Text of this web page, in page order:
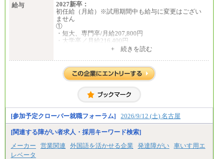
給与
2027新卒：
初任給（月給）※試用期間中も給与に変更はござい
ません
①
・短大、専門卒/月給207,800円
・大学卒／月給216,400円
※大学院修了は大学卒の金額を最低額とし、経験・
す。
②③
・大学卒／月給282,000円
※技術系応募における、博士課程修了は大学卒(また
は修士了)の金額を最低額とし、経験・能力を考慮の
うえ当社規程に基づき決定いたします。
中途：
（1）月給 246,660円
（2）時間給 1,500円/月給モデル\337,000～
+ 続きを読む
[参加予定クローバー就職フォーラム] 2026/9/12 (土) 名古屋
[関連する障がい者求人・採用キーワード検索]
メーカー
営業関連 外国語を活かせる企業 発達障がい 車いす用エ
レベータ